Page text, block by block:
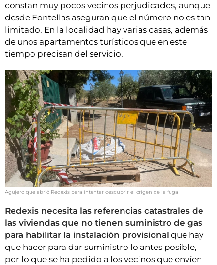
constan muy pocos vecinos perjudicados, aunque
desde Fontellas aseguran que el número no es tan
limitado. En la localidad hay varias casas, además
de unos apartamentos turísticos que en este
tiempo precisan del servicio.
Agujero que abrió Redexis para intentar descubrir el origen de la fuga
Redexis necesita las referencias catastrales de
las viviendas que no tienen suministro de gas
para habilitar la instalación provisional que hay
que hacer para dar suministro lo antes posible,
por lo que se ha pedido a los vecinos que envíen